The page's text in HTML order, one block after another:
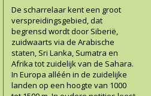
De scharrelaar kent een groot
verspreidingsgebied, dat
begrensd wordt door Siberië,
zuidwaarts via de Arabische
staten, Sri Lanka, Sumatra en
Afrika tot zuidelijk van de Sahara.
In Europa alléén in de zuidelijke
landen op een hoogte van 1000